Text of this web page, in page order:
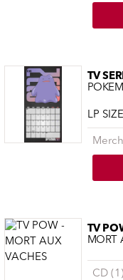
TV
LP
TV
MORT
CD (1)